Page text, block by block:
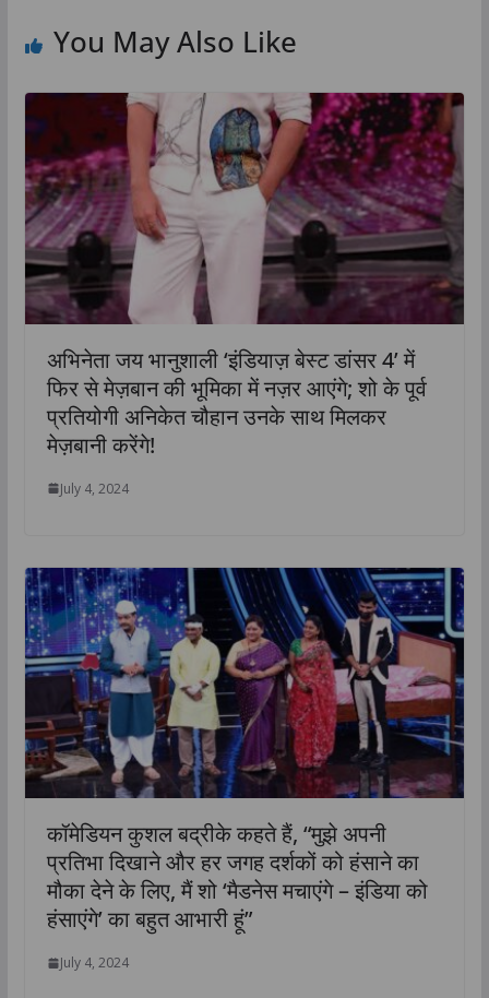
You May Also Like
अभिनेता जय भानुशाली ‘इंडियाज़ बेस्ट डांसर 4’ में
फिर से मेज़बान की भूमिका में नज़र आएंगे; शो के पूर्व
प्रतियोगी अनिकेत चौहान उनके साथ मिलकर
मेज़बानी करेंगे!
July 4, 2024
कॉमेडियन कुशल बद्रीके कहते हैं, “मुझे अपनी
प्रतिभा दिखाने और हर जगह दर्शकों को हंसाने का
मौका देने के लिए, मैं शो ‘मैडनेस मचाएंगे – इंडिया को
हंसाएंगे’ का बहुत आभारी हूं”
July 4, 2024